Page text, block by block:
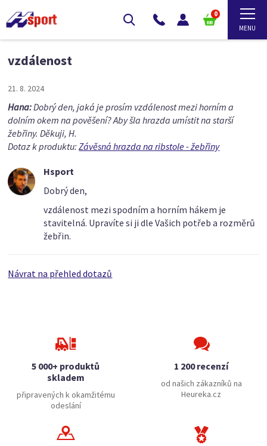
0
vzdálenost
21. 8. 2024
Hana:Dobrý den, jaká je prosím vzdálenost mezi horním a
dolním okem na pověšení? Aby šla hrazda umístit na starší
žebřiny. Děkuji, H.
Dotaz k produktu:Závěsná hrazda na ribstole - žebřiny
Hsport
Dobrý den,
vzdálenost mezi spodním a horním hákem je
stavitelná. Upravíte si ji dle Vašich potřeb a rozměrů
žebřin.
Návrat na přehled dotazů
5 000+ produktů
skladem
připravených k okamžitému
odeslání
1 200 recenzí
od našich zákazníků na
Heureka.cz